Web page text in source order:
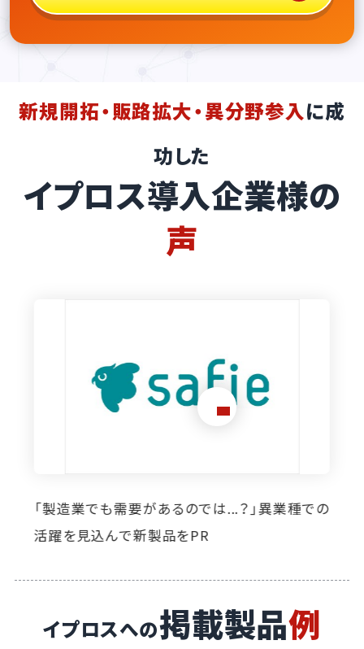
新規開拓・販路拡大・異分野参入に成
功した
イプロス導入企業様の
声
想定外のニーズ発掘に寄与。イプロス掲載によ
り自社製品の活躍の場が広がっています
イプロスへの掲載製品例